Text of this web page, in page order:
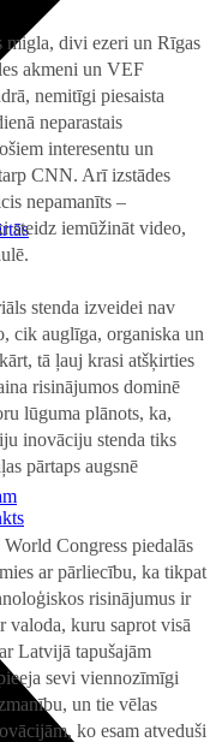
migla, divi ezeri un Rīgas
akmeni un VEF
nemitīgi piesaista
neparastais
interesentu un
CNN. Arī izstādes
nepamanīts –
steidz iemūžināt video,
stenda izveidei nav
cik auglīga, organiska un
tā ļauj krasi atšķirties
risinājumos dominē
lūguma plānots, ka,
inovāciju stenda tiks
pārtaps augsnē
Congress piedalās
ar pārliecību, ka tikpat
risinājumus ir
valoda, kuru saprot visā
Latvijā tapušajām
sevi viennozīmīgi
un tie vēlas
ko esam atveduši